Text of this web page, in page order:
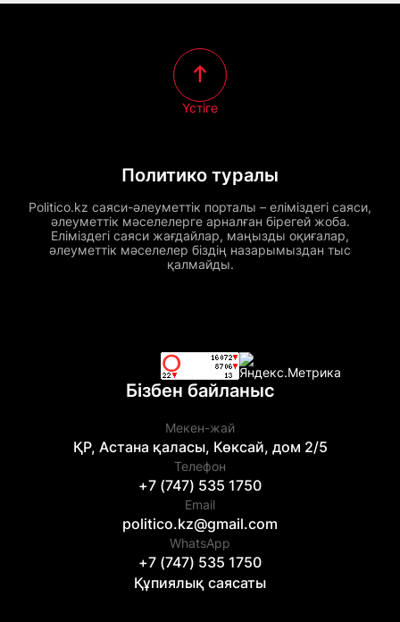
Политико туралы
Politico.kz саяси-әлеуметтік порталы – еліміздегі саяси,
әлеуметтік мәселелерге арналған бірегей жоба.
Еліміздегі саяси жағдайлар, маңызды оқиғалар,
әлеуметтік мәселелер біздің назарымыздан тыс
қалмайды.
Үстіге
Бізбен байланыс
Мекен-жай
ҚР, Астана қаласы, Көксай, дом 2/5
Телефон
+7 (747) 535 1750
Email
politico.kz@gmail.com
WhatsApp
+7 (747) 535 1750
Құпиялық саясаты